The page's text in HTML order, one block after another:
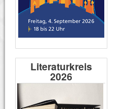
Literaturkreis
2026